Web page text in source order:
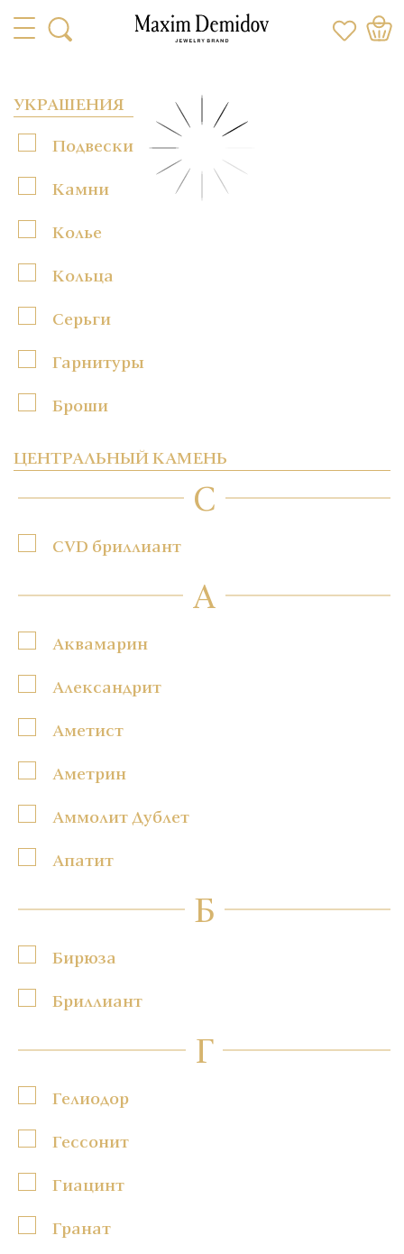
УКРАШЕНИЯ
Подвески
Камни
Колье
Кольца
Серьги
Гарнитуры
Броши
ЦЕНТРАЛЬНЫЙ КАМЕНЬ
C
CVD бриллиант
А
Аквамарин
Александрит
Аметист
Аметрин
Аммолит Дублет
Апатит
Б
Бирюза
Бриллиант
Г
Гелиодор
Гессонит
Гиацинт
Гранат